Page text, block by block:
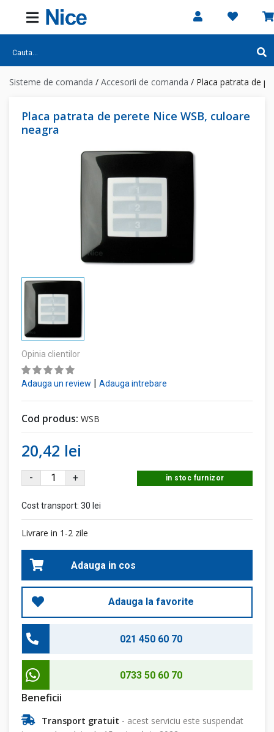
Sisteme de comanda / Accesorii de comanda / Placa patrata de
Placa patrata de perete Nice WSB, culoare
neagra
Opinia clientilor
Adauga un review Adauga intrebare
Cod produs: WSB
20,42 lei
- + in stoc furnizor
Cost transport: 30 lei
Livrare in 1-2 zile
Adauga in cos
Adauga la favorite
021 450 60 70
0733 50 60 70
Beneficii
Transport gratuit - acest serviciu este suspendat